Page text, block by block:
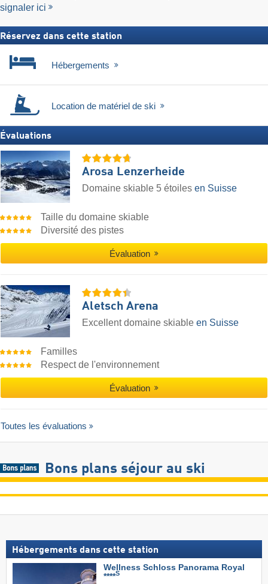
signaler ici
Réservez dans cette station
Hébergements
Location de matériel de ski
Évaluations
Arosa Lenzerheide
Domaine skiable 5 étoiles en Suisse
Taille du domaine skiable
Diversité des pistes
Évaluation
Aletsch Arena
Excellent domaine skiable en Suisse
Familles
Respect de l'environnement
Évaluation
Toutes les évaluations
Bons plans séjour au ski
Hébergements dans cette station
Wellness Schloss Panorama Royal
****S